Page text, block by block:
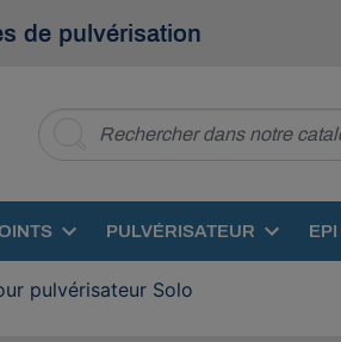
de pulvérisation
PULVÉRISATEUR EPI
pulvérisateur Solo